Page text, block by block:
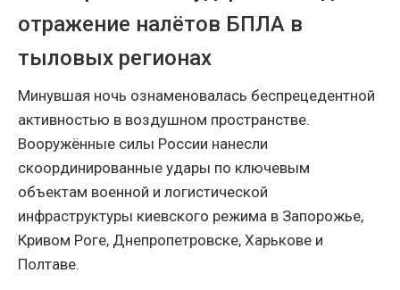
отражение налётов БПЛА в
тыловых регионах
Минувшая ночь ознаменовалась беспрецедентной
активностью в воздушном пространстве.
Вооружённые силы России нанесли
скоординированные удары по ключевым
объектам военной и логистической
инфраструктуры киевского режима в Запорожье,
Кривом Роге, Днепропетровске, Харькове и
Полтаве.